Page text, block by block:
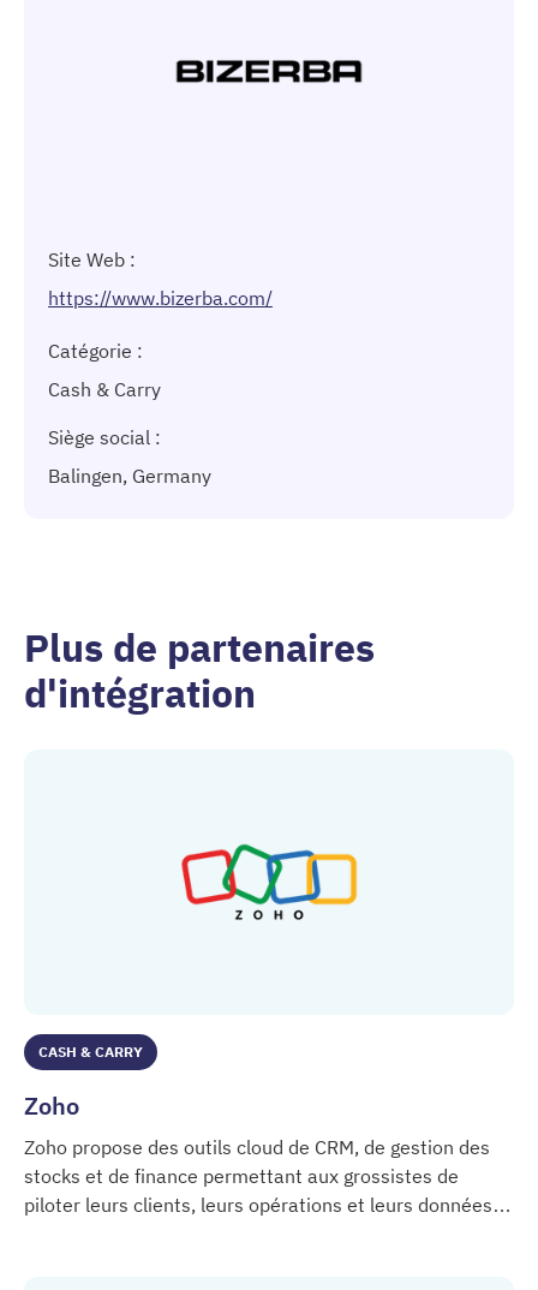
Site Web :
https://www.bizerba.com/
Catégorie :
Cash & Carry
Siège social :
Balingen, Germany
Plus de partenaires
d'intégration
CASH & CARRY
Zoho
Zoho propose des outils cloud de CRM, de gestion des
stocks et de finance permettant aux grossistes de
piloter leurs clients, leurs opérations et leurs données